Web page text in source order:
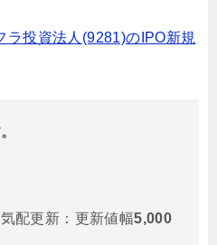
ラ投資法人(9281)のIPO新規
気配更新：更新値幅5,000